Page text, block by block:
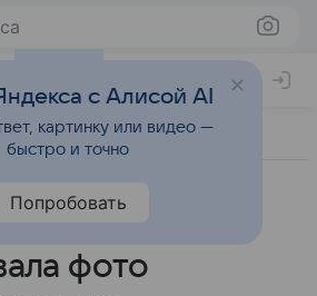
фото
с Алисой AI
картинку или видео —
быстро и точно
Попробовать